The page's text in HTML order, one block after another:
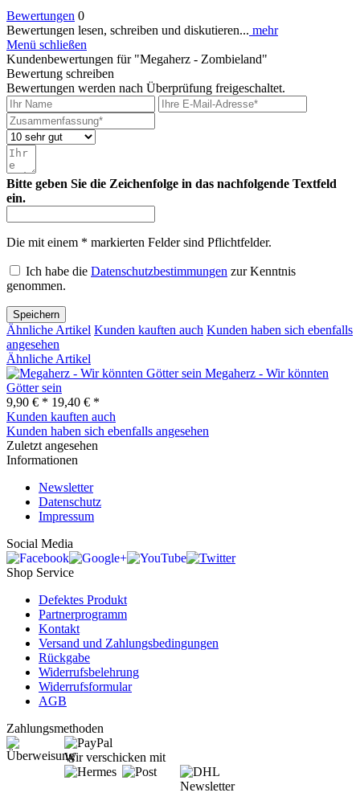
Bewertungen 0
Bewertungen lesen, schreiben und diskutieren... mehr
Menü schließen
Kundenbewertungen für "Megaherz - Zombieland"
Bewertung schreiben
Bewertungen werden nach Überprüfung freigeschaltet.
Bitte geben Sie die Zeichenfolge in das nachfolgende Textfeld
ein.
Die mit einem * markierten Felder sind Pflichtfelder.
Ich habe die Datenschutzbestimmungen zur Kenntnis
genommen.
Speichern
Ähnliche Artikel Kunden kauften auch Kunden haben sich ebenfalls
angesehen
Ähnliche Artikel
Megaherz - Wir könnten
Götter sein
9,90 € * 19,40 € *
Kunden kauften auch
Kunden haben sich ebenfalls angesehen
Zuletzt angesehen
Informationen
Newsletter
Datenschutz
Impressum
Social Media
Shop Service
Defektes Produkt
Partnerprogramm
Kontakt
Versand und Zahlungsbedingungen
Rückgabe
Widerrufsbelehrung
Widerrufsformular
AGB
Zahlungsmethoden
Wir verschicken mit
Newsletter